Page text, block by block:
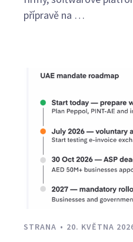
přípravě na …
STRANA 20. KVĚTNA